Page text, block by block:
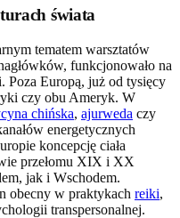
świata
tematem warsztatów
funkcjonowało na
Poza Europą, już od tysięcy
czy obu Ameryk. W
chińska, ajurweda czy
energetycznych
koncepcję ciała
przełomu XIX i XX
jak i Wschodem.
obecny w praktykach reiki,
transpersonalnej.